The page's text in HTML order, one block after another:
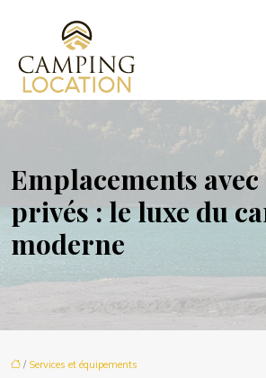
Emplacements
privés : le luxe du
moderne
/ Services et équipements